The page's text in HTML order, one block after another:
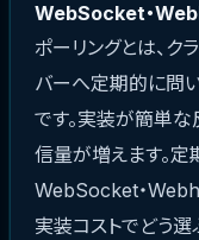
WebSocket・
ポーリングとは、ク
バーへ定期的に問
です。実装が簡単
信量が増えます。定
WebSocket・
実装コストでどう